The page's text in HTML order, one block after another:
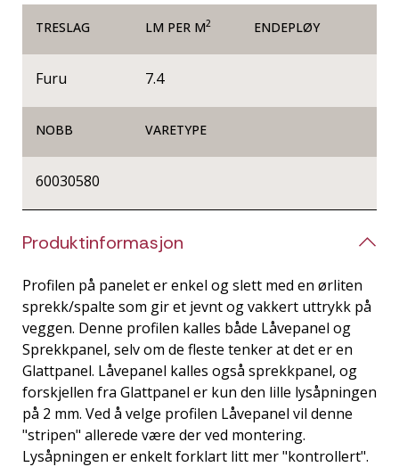
TRESLAG LM PER M2 ENDEPLØY
Furu 7.4
NOBB VARETYPE
60030580
Produktinformasjon
Profilen på panelet er enkel og slett med en ørliten
sprekk/spalte som gir et jevnt og vakkert uttrykk på
veggen. Denne profilen kalles både Låvepanel og
Sprekkpanel, selv om de fleste tenker at det er en
Glattpanel. Låvepanel kalles også sprekkpanel, og
forskjellen fra Glattpanel er kun den lille lysåpningen
på 2 mm. Ved å velge profilen Låvepanel vil denne
"stripen" allerede være der ved montering.
Lysåpningen er enkelt forklart litt mer "kontrollert".